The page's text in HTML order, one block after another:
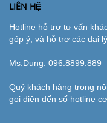
LIÊN HỆ
Hotline hỗ trợ tư vấn
góp ý, và hỗ trợ các đại
Ms.Dung: 096.8899.889
Quý khách hàng trong
gọi điện đến số hotline